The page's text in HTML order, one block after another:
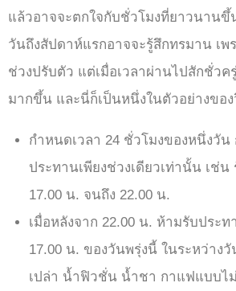
แล้วอาจจะตกใจกับชั่วโมงที่ยาวนาน
วันถึงสัปดาห์แรกอาจจะรู้สึกทรมาน เพ
ช่วงปรับตัว แต่เมื่อเวลาผ่านไปสักชั่ว
มากขึ้น และนี่ก็เป็นหนึ่งในตัวอย่างขอ
กำหนดเวลา 24 ชั่วโมงของหนึ่งวั
ประทานเพียงช่วงเดียวเท่านั้น เช่
17.00 น. จนถึง 22.00 น.
เมื่อหลังจาก 22.00 น. ห้ามรับประ
17.00 น. ของวันพรุ่งนี้ ในระหว่าง
เปล่า น้ำฟิวชั่น น้ำชา กาแฟแบบไ